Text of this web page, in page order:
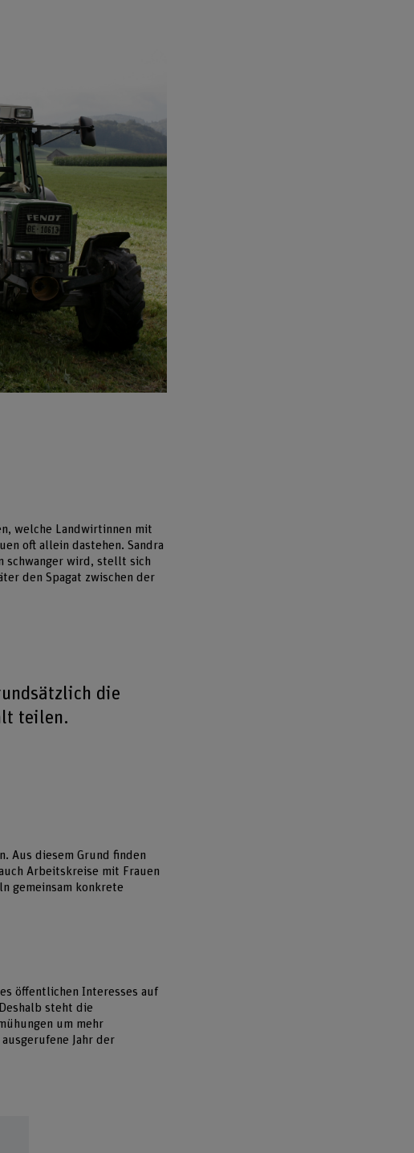
welche Landwirtinnen mit
oft allein dastehen. Sandra
schwanger wird, stellt sich
den Spagat zwischen der
die
teilen.
Aus diesem Grund finden
Arbeitskreise mit Frauen
gemeinsam konkrete
öffentlichen Interesses auf
steht die
um mehr
Jahr der